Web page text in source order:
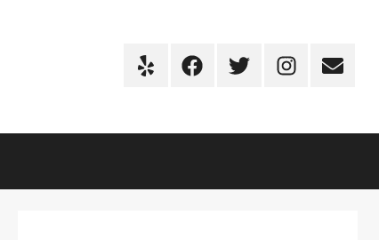
Yelp FacebookTwitterInstagram
E-